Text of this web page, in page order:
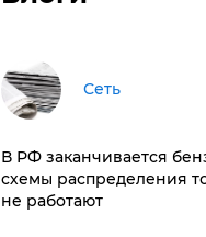
Сеть
​В РФ заканчивается
схемы распределения
не работают